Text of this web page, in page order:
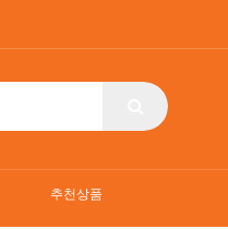
추천상품